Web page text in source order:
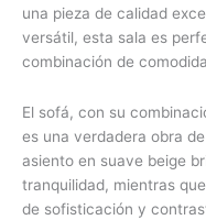
una pieza de calidad
versátil, esta sala es
combinación de
El sofá, con su
es una verdadera obra
asiento en suave beige
tranquilidad, mientras
de sofisticación y